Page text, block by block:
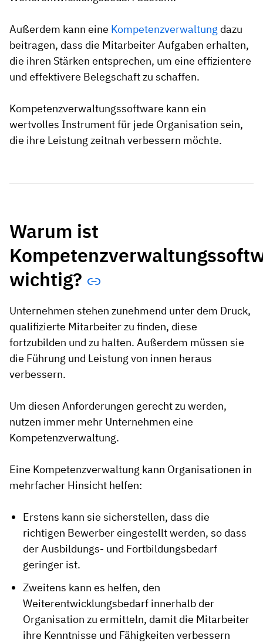
Außerdem kann eine Kompetenzverwaltung dazu
beitragen, dass die Mitarbeiter Aufgaben erhalten,
die ihren Stärken entsprechen, um eine effizientere
und effektivere Belegschaft zu schaffen.
Kompetenzverwaltungssoftware kann ein
wertvolles Instrument für jede Organisation sein,
die ihre Leistung zeitnah verbessern möchte.
Warum ist
wichtig?
Unternehmen stehen zunehmend unter dem Druck,
qualifizierte Mitarbeiter zu finden, diese
fortzubilden und zu halten. Außerdem müssen sie
die Führung und Leistung von innen heraus
verbessern.
Um diesen Anforderungen gerecht zu werden,
nutzen immer mehr Unternehmen eine
Kompetenzverwaltung.
Eine Kompetenzverwaltung kann Organisationen in
mehrfacher Hinsicht helfen:
Erstens kann sie sicherstellen, dass die
richtigen Bewerber eingestellt werden, so dass
der Ausbildungs- und Fortbildungsbedarf
geringer ist.
Zweitens kann es helfen, den
Weiterentwicklungsbedarf innerhalb der
Organisation zu ermitteln, damit die Mitarbeiter
ihre Kenntnisse und Fähigkeiten verbessern